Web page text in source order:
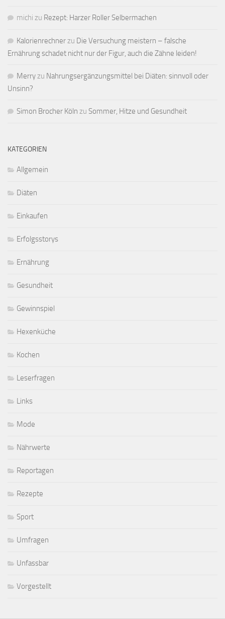
michi zu Rezept: Harzer Roller Selbermachen
Kalorienrechnerzu Die Versuchung meistern – falsche
Ernährung schadet nicht nur der Figur, auch die Zähne leiden!
Merryzu Nahrungsergänzungsmittel bei Diäten: sinnvoll oder
Unsinn?
Simon Brocher Köln zu Sommer, Hitze und Gesundheit
KATEGORIEN
Allgemein
Diäten
Einkaufen
Erfolgsstorys
Ernährung
Gesundheit
Gewinnspiel
Hexenküche
Kochen
Leserfragen
Links
Mode
Nährwerte
Reportagen
Rezepte
Sport
Umfragen
Unfassbar
Vorgestellt